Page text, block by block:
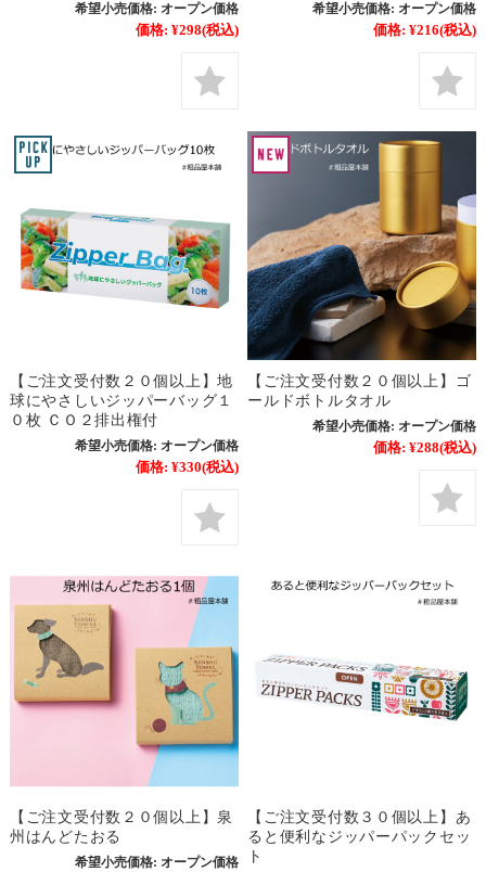
希望小売価格: オープン価格
価格: ¥298(税込)
希望小売価格: オープン価格
価格: ¥216(税込)
【ご注文受付数２０個以上】地
球にやさしいジッパーバッグ１
０枚 ＣＯ２排出権付
希望小売価格: オープン価格
価格: ¥330(税込)
【ご注文受付数２０個以上】ゴ
ールドボトルタオル
希望小売価格: オープン価格
価格: ¥288(税込)
【ご注文受付数２０個以上】泉
州はんどたおる
希望小売価格: オープン価格
【ご注文受付数３０個以上】あ
ると便利なジッパーパックセッ
ト